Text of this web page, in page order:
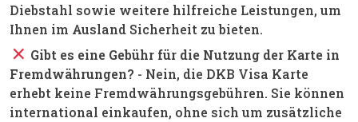
Diebstahl sowie weitere hilfreiche Leistungen, um
Ihnen im Ausland Sicherheit zu bieten.
close Gibt es eine Gebühr für die Nutzung der Karte in
Fremdwährungen? - Nein, die DKB Visa Karte
erhebt keine Fremdwährungsgebühren. Sie können
international einkaufen, ohne sich um zusätzliche